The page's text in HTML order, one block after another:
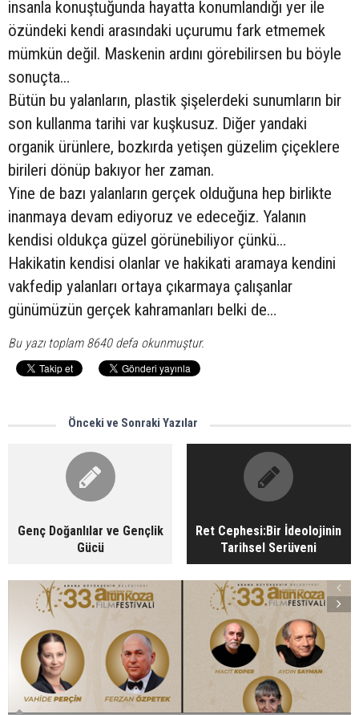
insanla konuştuğunda hayatta konumlandığı yer ile
özündeki kendi arasındaki uçurumu fark etmemek
mümkün değil. Maskenin ardını görebilirsen bu böyle
sonuçta…
Bütün bu yalanların, plastik şişelerdeki sunumların bir
son kullanma tarihi var kuşkusuz. Diğer yandaki
organik ürünlere, bozkırda yetişen güzelim çiçeklere
birileri dönüp bakıyor her zaman.
Yine de bazı yalanların gerçek olduğuna hep birlikte
inanmaya devam ediyoruz ve edeceğiz. Yalanın
kendisi oldukça güzel görünebiliyor çünkü…
Hakikatin kendisi olanlar ve hakikati aramaya kendini
vakfedip yalanları ortaya çıkarmaya çalışanlar
günümüzün gerçek kahramanları belki de…
Bu yazı toplam 8640 defa okunmuştur.
Önceki ve Sonraki Yazılar
Genç Doğanlılar ve Gençlik
Gücü
Ret Cephesi:Bir İdeolojinin
Tarihsel Serüveni